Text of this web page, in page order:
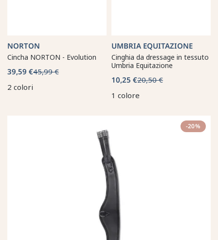
NORTON
Cincha NORTON - Evolution
39,59 €45,99 €
2 colori
UMBRIA EQUITAZIONE
Cinghia da dressage in tessuto
Umbria Equitazione
10,25 €20,50 €
1 colore
-20%